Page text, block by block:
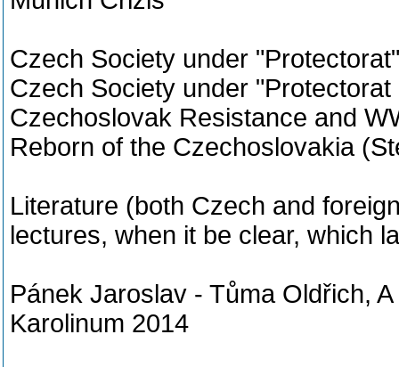
Czech Society under
Czech Society under
Czechoslovak Resistance and
Reborn of the Czechoslovakia
Literature (both Czech and
lectures, when it be clear, which
Pánek Jaroslav - Tůma Oldřich,
Karolinum 2014